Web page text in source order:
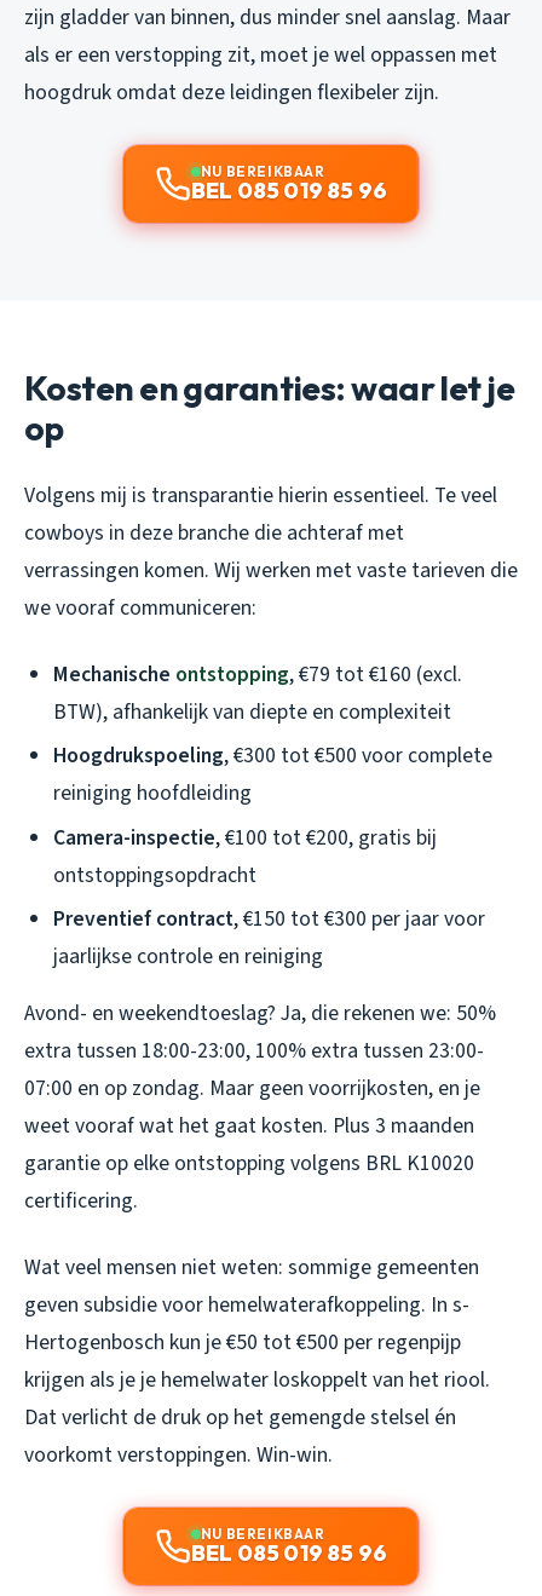
zijn gladder van binnen, dus minder snel aanslag. Maar
als er een verstopping zit, moet je wel oppassen met
hoogdruk omdat deze leidingen flexibeler zijn.
NU BEREIKBAAR
BEL 085 019 85 96
Kosten en garanties: waar let je
op
Volgens mij is transparantie hierin essentieel. Te veel
cowboys in deze branche die achteraf met
verrassingen komen. Wij werken met vaste tarieven die
we vooraf communiceren:
Mechanische ontstopping, €79 tot €160 (excl.
BTW), afhankelijk van diepte en complexiteit
Hoogdrukspoeling, €300 tot €500 voor complete
reiniging hoofdleiding
Camera-inspectie, €100 tot €200, gratis bij
ontstoppingsopdracht
Preventief contract, €150 tot €300 per jaar voor
jaarlijkse controle en reiniging
Avond- en weekendtoeslag? Ja, die rekenen we: 50%
extra tussen 18:00-23:00, 100% extra tussen 23:00-
07:00 en op zondag. Maar geen voorrijkosten, en je
weet vooraf wat het gaat kosten. Plus 3 maanden
garantie op elke ontstopping volgens BRL K10020
certificering.
Wat veel mensen niet weten: sommige gemeenten
geven subsidie voor hemelwaterafkoppeling. In s-
Hertogenbosch kun je €50 tot €500 per regenpijp
krijgen als je je hemelwater loskoppelt van het riool.
Dat verlicht de druk op het gemengde stelsel én
voorkomt verstoppingen. Win-win.
NU BEREIKBAAR
BEL 085 019 85 96